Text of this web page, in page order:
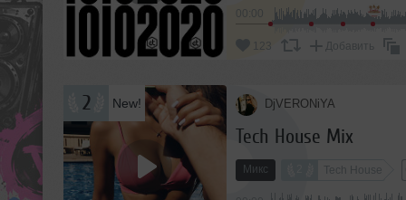
123 Добавить
2 New! DjVERONiYA
Tech House Mix
Микс Tech House